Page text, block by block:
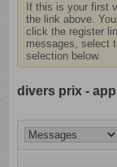
If this is your first
the link above.
click the register
messages, select
selection below.
divers prix -